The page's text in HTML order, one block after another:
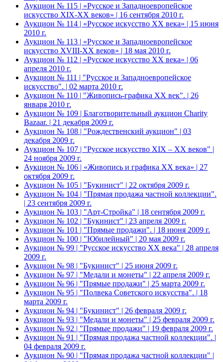
Аукцион № 115 | «Русское и Западноевропейское
искусство XIX-ХХ веков» | 16 сентября 2010 г.
Аукцион № 114 | «Русское искусство ХХ века» | 15 июня
2010 г.
Аукцион № 113 | «Русское и Западноевропейское
искусство XVIII-ХХ веков» | 18 мая 2010 г.
Аукцион № 112 | «Русское искусство ХХ века» | 06
апреля 2010 г.
Аукцион № 111 | "Русское и Западноевропейское
искусство". | 02 марта 2010 г.
Аукцион № 110 | "Живопись-графика ХХ век". | 26
января 2010 г.
Аукцион № 109 | Благотворительный аукцион Charity
Bazaar. | 21 декабря 2009 г.
Аукцион № 108 | "Рождественский аукцион" | 03
декабря 2009 г.
Аукцион № 107 | "Русское искусство XIX – ХХ веков" |
24 ноября 2009 г.
Аукцион № 106 | «Живопись и графика ХХ века» | 27
октября 2009 г.
Аукцион № 105 | "Букинист" | 22 октября 2009 г.
Аукцион № 104 | "Прямая продажа частной коллекции".
| 23 сентября 2009 г.
Аукцион № 103 | "Арт-Стройка" | 18 сентября 2009 г.
Аукцион № 102 | "Букинист" | 23 апреля 2009 г.
Аукцион № 101 | "Прямые продажи". | 18 июня 2009 г.
Аукцион № 100 | "Юбилейный" | 20 мая 2009 г.
Аукцион № 99 | "Русское искусство XX века" | 28 апреля
2009 г.
Аукцион № 98 | "Букинист" | 25 июня 2009 г.
Аукцион № 97 | "Медали и монеты" | 22 апреля 2009 г.
Аукцион № 96 | "Прямые продажи" | 25 марта 2009 г.
Аукцион № 95 | "Полвека Советского искусства". | 18
марта 2009 г.
Аукцион № 94 | "Букинист" | 26 февраля 2009 г.
Аукцион № 93 | "Медали и монеты" | 25 февраля 2009 г.
Аукцион № 92 | "Прямые продажи" | 19 февраля 2009 г.
Аукцион № 91 | "Прямая продажа частной коллекции". |
04 февраля 2009 г.
Аукцион № 90 | "Прямая продажа частной коллекции" |